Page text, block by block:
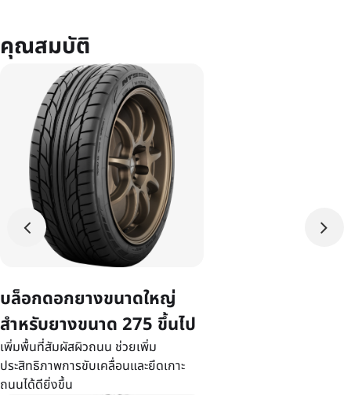
คุณสมบัติ
บล็อกดอกยางขนาดใหญ่
สำหรับยางขนาด 275 ขึ้นไป
เพิ่มพื้นที่สัมผัสผิวถนน ช่วยเพิ่ม
ประสิทธิภาพการขับเคลื่อนและยึดเกาะ
ถนนได้ดียิ่งขึ้น